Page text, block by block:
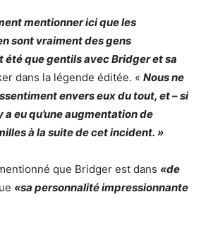
mentionner ici que les
sont vraiment des gens
été que gentils avec Bridger et sa
dans la légende éditée. « Nous ne
envers eux du tout, et – si
a eu qu’une augmentation de
à la suite de cet incident. »
que Bridger est dans «de
«sa personnalité impressionnante